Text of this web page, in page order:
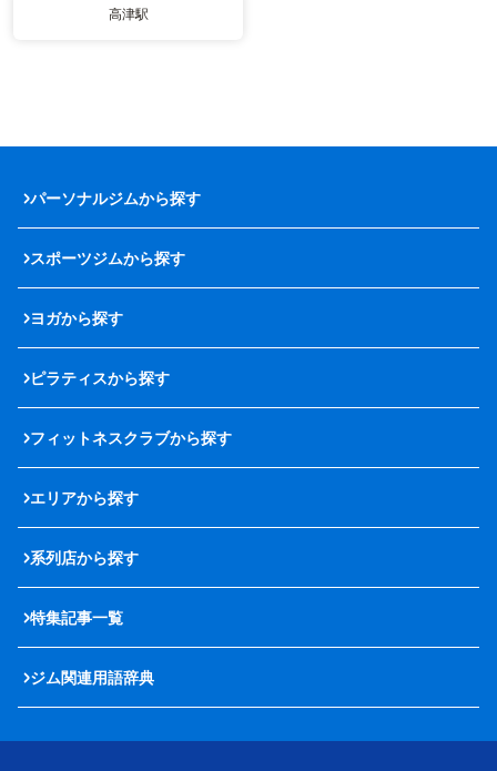
高津駅
パーソナルジムから探す
スポーツジムから探す
ヨガから探す
ピラティスから探す
フィットネスクラブから探す
エリアから探す
系列店から探す
特集記事一覧
ジム関連用語辞典